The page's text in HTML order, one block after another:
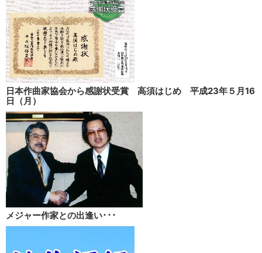
日本作曲家協会から感謝状受賞 高須はじめ 平成23年５月16
日（月）
メジャー作家との出逢い･･･